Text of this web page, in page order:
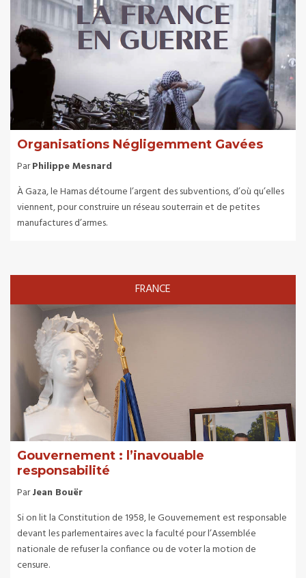
Organisations Négligemment Gavées
ParPhilippe Mesnard
À Gaza, le Hamas détourne l’argent des subventions, d’où qu’elles
viennent, pour construire un réseau souterrain et de petites
manufactures d’armes.
FRANCE
Gouvernement : l’inavouable
responsabilité
ParJean Bouër
Si on lit la Constitution de 1958, le Gouvernement est responsable
devant les parlementaires avec la faculté pour l’Assemblée
nationale de refuser la confiance ou de voter la motion de
censure.